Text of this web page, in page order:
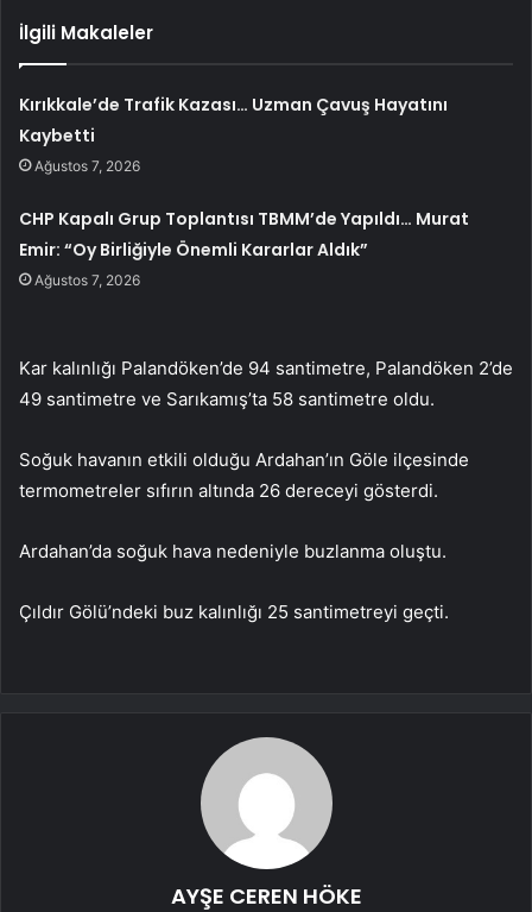
İlgili Makaleler
Kırıkkale’de Trafik Kazası… Uzman Çavuş Hayatını
Kaybetti
Ağustos 7, 2026
CHP Kapalı Grup Toplantısı TBMM’de Yapıldı… Murat
Emir: “Oy Birliğiyle Önemli Kararlar Aldık”
Ağustos 7, 2026
Kar kalınlığı Palandöken’de 94 santimetre, Palandöken 2’de
49 santimetre ve Sarıkamış’ta 58 santimetre oldu.
Soğuk havanın etkili olduğu Ardahan’ın Göle ilçesinde
termometreler sıfırın altında 26 dereceyi gösterdi.
Ardahan’da soğuk hava nedeniyle buzlanma oluştu.
Çıldır Gölü’ndeki buz kalınlığı 25 santimetreyi geçti.
AYŞE CEREN HÖKE